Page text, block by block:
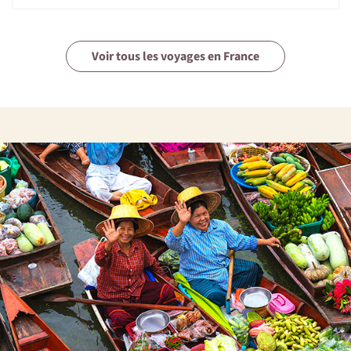
d'Oisans et la Grave. Rejoindre Briançon et suivre
direction Gap (RN 94) jusqu'à Montdauphin puis
Guillestre, porte d'entrée du Parc régional du Queyras.
Ensuite suivre la direction Embrun par la RN 94 puis
Prendre la D902 puis suivre les indications « Stations du
Queyras ».
- 3ème possibilité : Depuis Grenoble rester sur l'autoroute
A51 direction Sisteron. Franchir le col de Lus-la-Croix-
Haute, puis rejoindre Veyne, Gap. Ensuite suivre la
direction Embrun par la RN94 puis Guillestre porte
d'entrée du Parc régional du Queyras. Prendre la D902
puis suivre les indications « Stations du Queyras ».
- 4ème possibilité : Par Chambéry – Autoroute de la
Maurienne -Tunnel du Fréjus (au péage prendre un aller-
retour valable 7 jours). Au péage à la sortie du tunnel côté
italien, continuer sur l'autoroute direction Turin. Sortir à
Voir tous les voyages en France